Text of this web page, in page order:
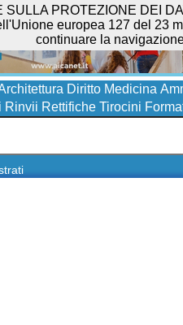
Diritto Medicina
Rinvii Rettifiche Tirocini
PROTEZIONE DEI
europea 127 del 23
continuare la